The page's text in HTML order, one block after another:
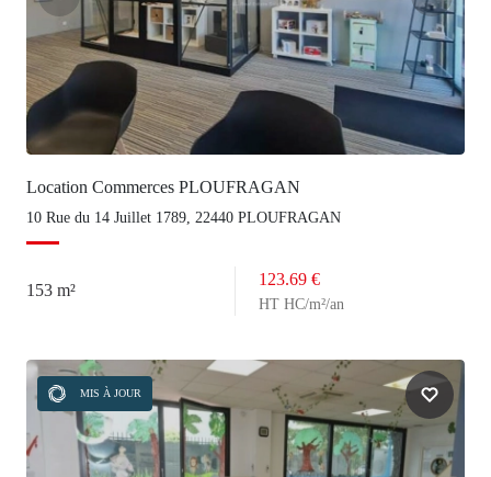
Location Commerces PLOUFRAGAN
10 Rue du 14 Juillet 1789, 22440 PLOUFRAGAN
153 m²
123.69 €
HT HC/m²/an
MIS À JOUR